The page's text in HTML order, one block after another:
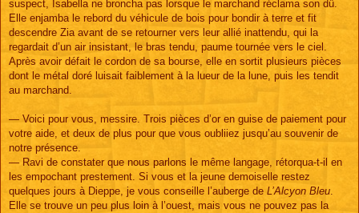
suspect, Isabella ne broncha pas lorsque le marchand réclama son dû.
Elle enjamba le rebord du véhicule de bois pour bondir à terre et fit
descendre Zia avant de se retourner vers leur allié inattendu, qui la
regardait d’un air insistant, le bras tendu, paume tournée vers le ciel.
Après avoir défait le cordon de sa bourse, elle en sortit plusieurs pièces
dont le métal doré luisait faiblement à la lueur de la lune, puis les tendit
au marchand.
— Voici pour vous, messire. Trois pièces d’or en guise de paiement pour
votre aide, et deux de plus pour que vous oubliiez jusqu’au souvenir de
notre présence.
— Ravi de constater que nous parlons le même langage, rétorqua-t-il en
les empochant prestement. Si vous et la jeune demoiselle restez
quelques jours à Dieppe, je vous conseille l’auberge de L’Alcyon Bleu.
Elle se trouve un peu plus loin à l’ouest, mais vous ne pouvez pas la